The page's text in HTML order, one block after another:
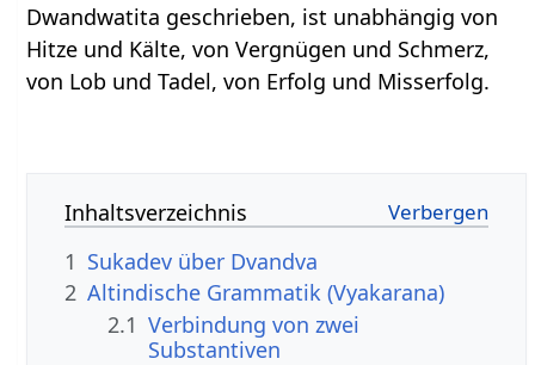
Dwandwatita geschrieben, ist unabhängig von
Hitze und Kälte, von Vergnügen und Schmerz,
von Lob und Tadel, von Erfolg und Misserfolg.
Inhaltsverzeichnis
1 Sukadev über Dvandva
2 Altindische Grammatik (Vyakarana)
2.1 Verbindung von zwei
Substantiven